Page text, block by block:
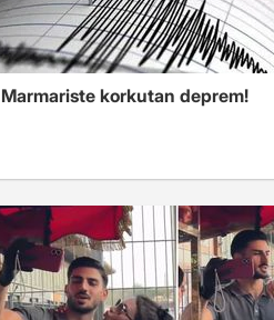
Marmariste korkutan deprem!